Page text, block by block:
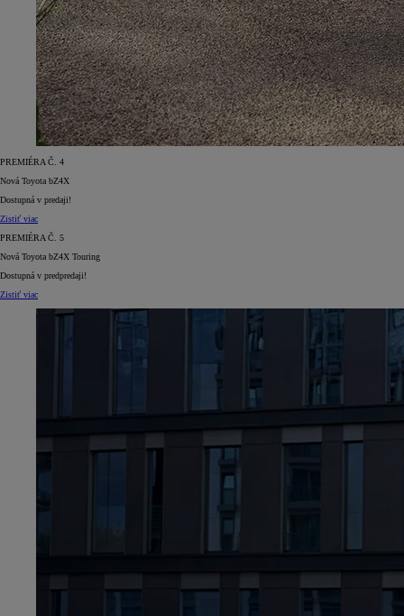
PREMIÉRA Č. 4
Nová Toyota bZ4X
Dostupná v predaji!
Zistiť viac
PREMIÉRA Č. 5
Nová Toyota bZ4X Touring
Dostupná v predpredaji!
Zistiť viac